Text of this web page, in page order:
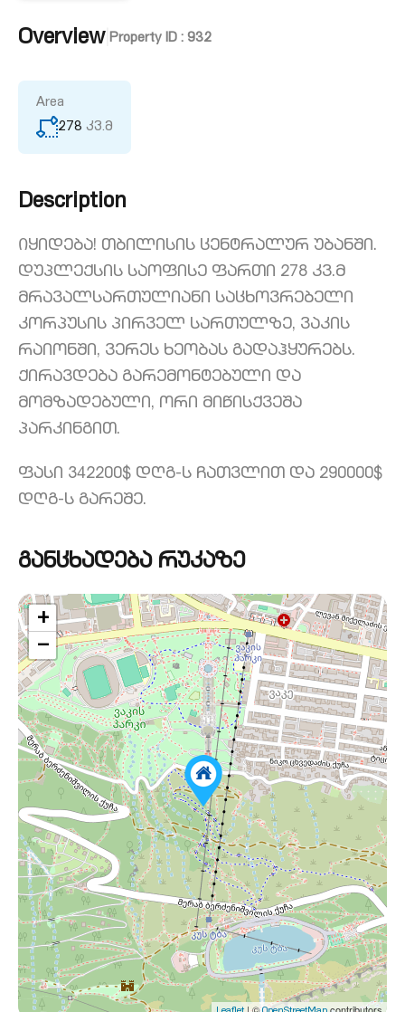
Overview| Property ID : 932
Area
278 კვ.მ
Description
Იყიდება! თბილისის ცენტრალურ უბანში.
დუპლექსის საოფისე ფართი 278 კვ.მ
მრავალსართულიანი საცხოვრებელი
კორპუსის პირველ სართულზე, ვაკის
რაიონში, ვერეს ხეობას გადაჰყურებს.
ქირავდება გარემონტებული და
მომზადებული, ორი მიწისქვეშა
პარკინგით.
ფასი 342200$ დღგ-ს ჩათვლით და 290000$
დღგ-ს გარეშე.
განცხადება რუკაზე
+
−